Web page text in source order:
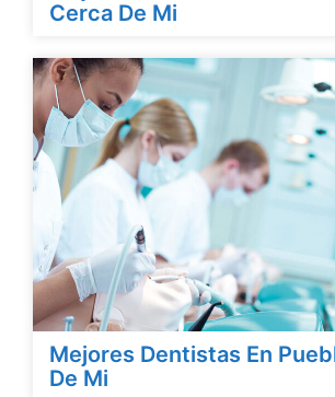
Cerca De Mi
Mejores Dentistas En
De Mi